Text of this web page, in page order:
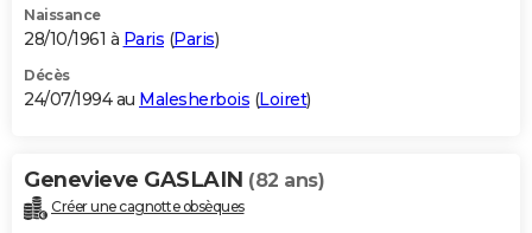
Naissance
28/10/1961 à Paris (Paris)
Décès
24/07/1994 au Malesherbois (Loiret)
Genevieve GASLAIN (82 ans)
Créer une cagnotte obsèques